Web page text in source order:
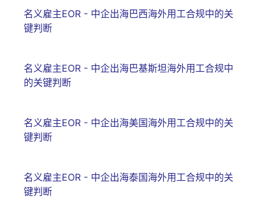
名义雇主EOR - 中企出海巴西海外用工合规中的关
键判断
名义雇主EOR - 中企出海巴基斯坦海外用工合规中
的关键判断
名义雇主EOR - 中企出海美国海外用工合规中的关
键判断
名义雇主EOR - 中企出海泰国海外用工合规中的关
键判断